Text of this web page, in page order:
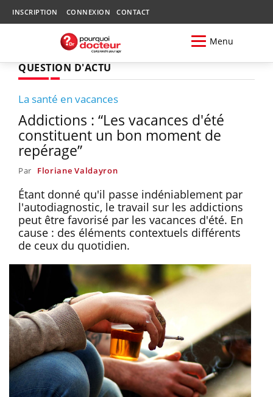
INSCRIPTION CONNEXION CONTACT
Menu
QUESTION D'ACTU
La santé en vacances
Addictions : “Les vacances d'été
constituent un bon moment de
repérage”
Par Floriane Valdayron
Étant donné qu'il passe indéniablement par
l'autodiagnostic, le travail sur les addictions
peut être favorisé par les vacances d'été. En
cause : des éléments contextuels différents
de ceux du quotidien.